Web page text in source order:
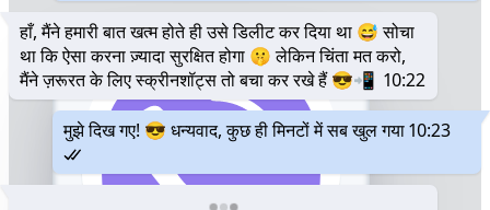
हाँ, मैंने हमारी बात खत्म होते ही उसे डिलीट कर दिया था 😅 सोचा
था कि ऐसा करना ज़्यादा सुरक्षित होगा 🤫 लेकिन चिंता मत करो,
मैंने ज़रूरत के लिए स्क्रीनशॉट्स तो बचा कर रखे हैं 😎📲 10:22
मुझे दिख गए! 😎 धन्यवाद, कुछ ही मिनटों में सब खुल गया10:23